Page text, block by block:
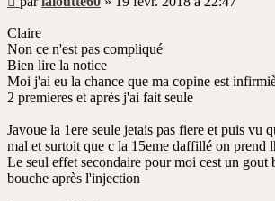
non
lu
Claire
Non ce n'est pas compliqué
Bien lire la notice
Moi j'ai eu la chance que ma copine est
2 premieres et après j'ai fait seule
Javoue la 1ere seule jetais pas fiere et puis vu
mal et surtoit que c la 15eme daffillé on prend
Le seul effet secondaire pour moi cest un gout
bouche après l'injection